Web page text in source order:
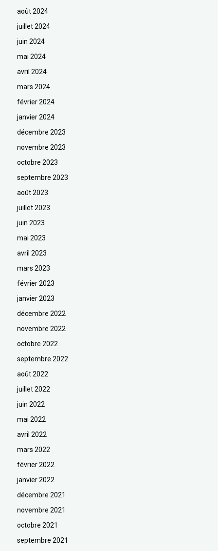
août 2024
juillet 2024
juin 2024
mai 2024
avril 2024
mars 2024
février 2024
janvier 2024
décembre 2023
novembre 2023
octobre 2023
septembre 2023
août 2023
juillet 2023
juin 2023
mai 2023
avril 2023
mars 2023
février 2023
janvier 2023
décembre 2022
novembre 2022
octobre 2022
septembre 2022
août 2022
juillet 2022
juin 2022
mai 2022
avril 2022
mars 2022
février 2022
janvier 2022
décembre 2021
novembre 2021
octobre 2021
septembre 2021